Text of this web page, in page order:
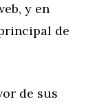
y en
de
de sus